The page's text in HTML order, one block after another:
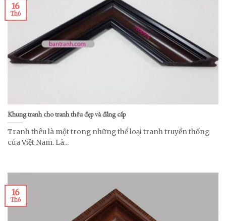
Khung tranh cho tranh thêu đẹp và đẳng cấp
Tranh thêu là một trong những thể loại tranh truyền thống
của Việt Nam. Là...
16
Th6
16
Th6